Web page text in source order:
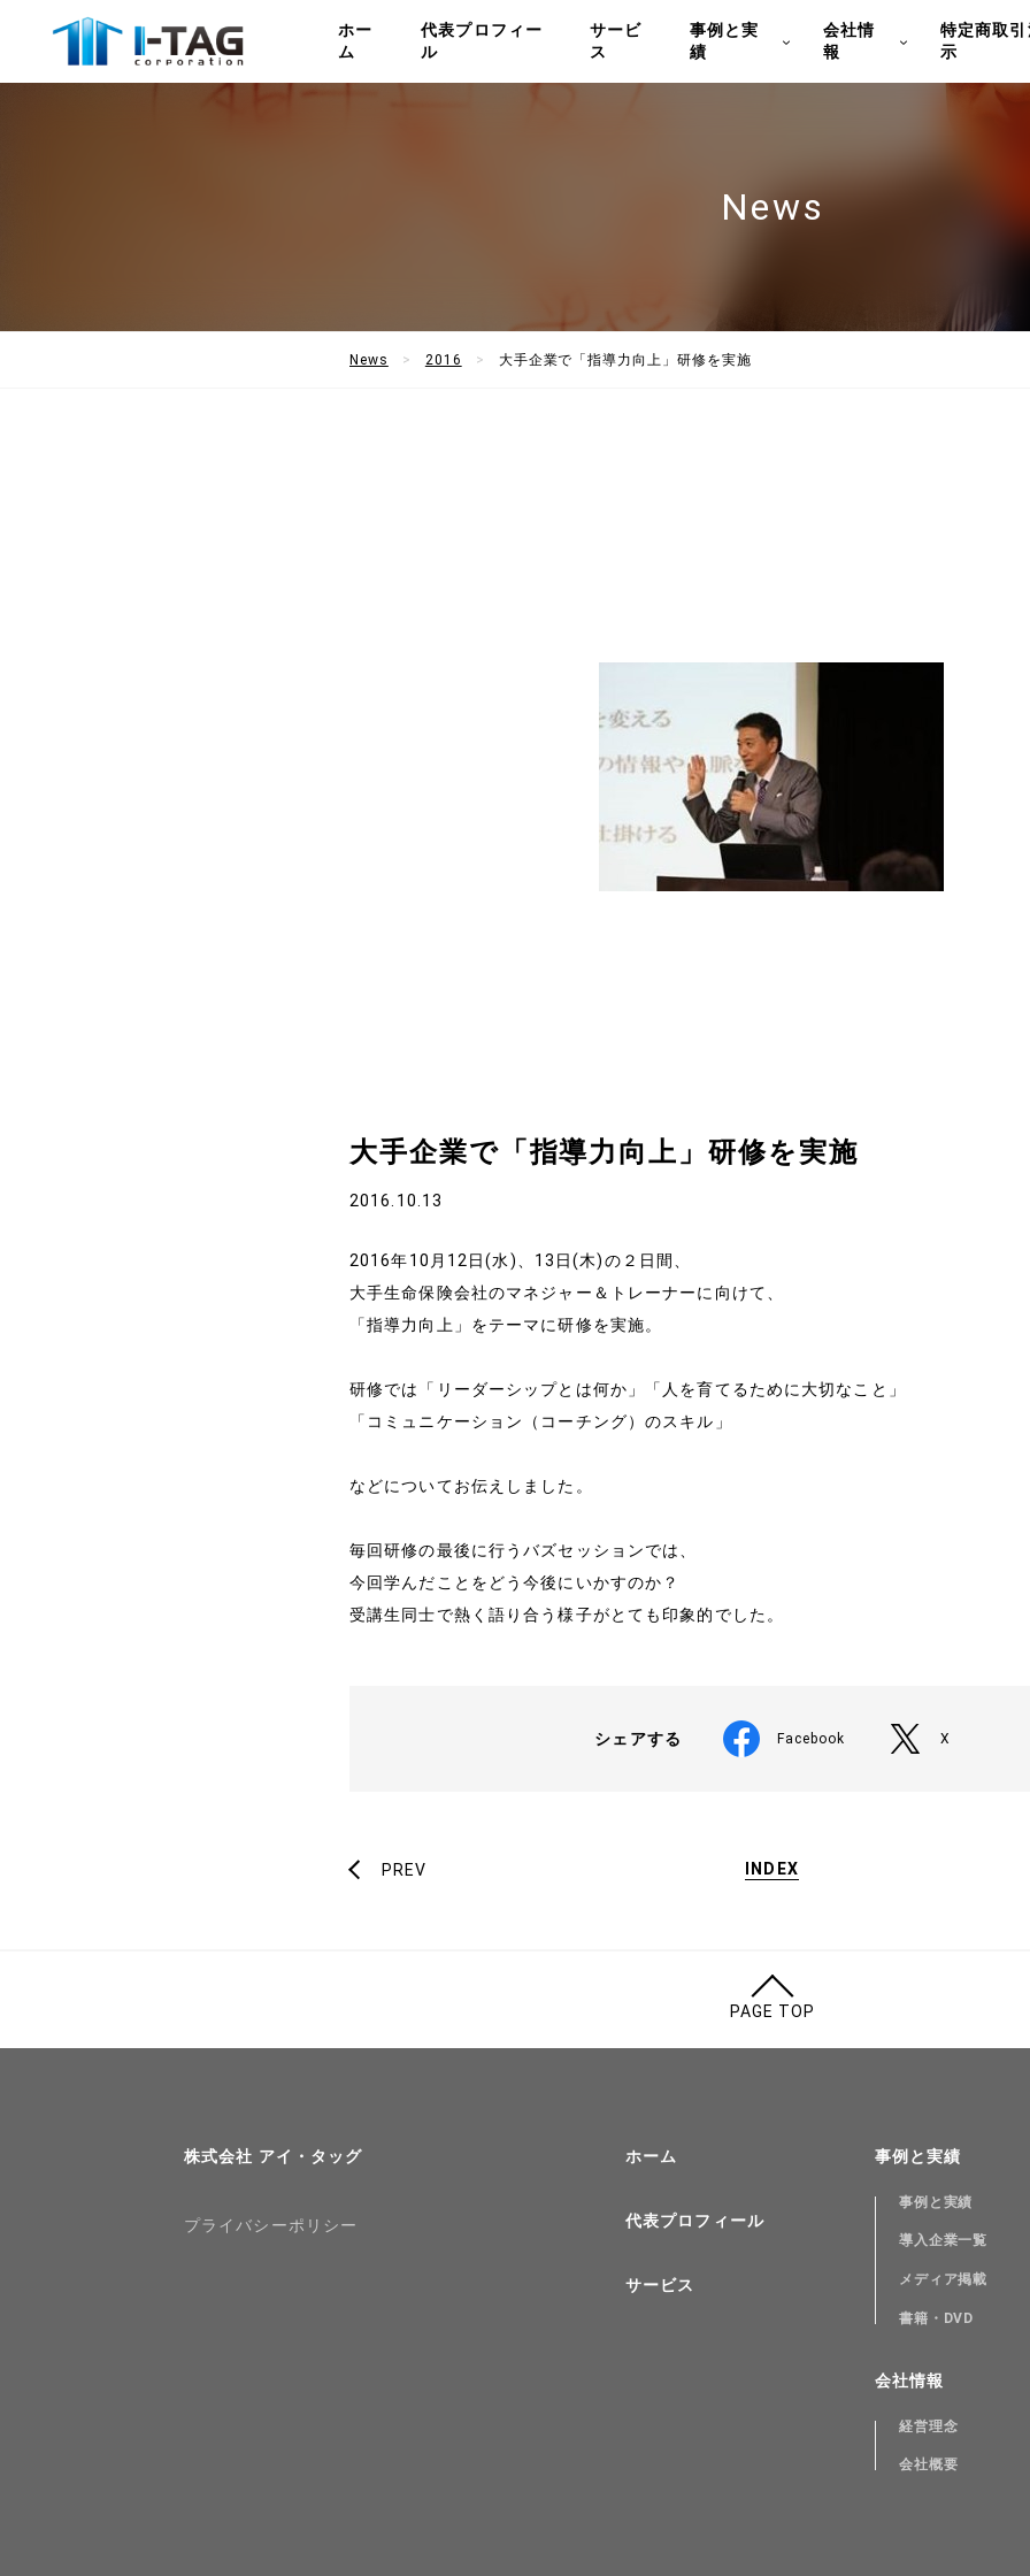
ホー
ム
代表プロフィー
ル
サービ
ス
事例と実
績
会社情
報
特定商取
示
ホーム
代表プロフィール
事例と実績
事例と実績
メディア掲載
書籍・DVD
News
News 2016 大手企業で「指導力向上」研修を実施
大手企業で「指導力向上」研修を実施
2016.10.13
2016年10月12日(水)、13日(木)の２日間、
大手生命保険会社のマネジャー＆トレーナーに向けて、
「指導力向上」をテーマに研修を実施。
研修では「リーダーシップとは何か」「人を育てるために大切なこと」
「コミュニケーション（コーチング）のスキル」
などについてお伝えしました。
毎回研修の最後に行うバズセッションでは、
今回学んだことをどう今後にいかすのか？
受講生同士で熱く語り合う様子がとても印象的でした。
シェアする Facebook X
PREV INDEX
PAGE TOP
株式会社 アイ・タッグ
プライバシーポリシー
ホーム
代表プロフィール
サービス
事例と実績
事例と実績
導入企業一覧
メディア掲載
書籍・DVD
会社情報
経営理念
会社概要